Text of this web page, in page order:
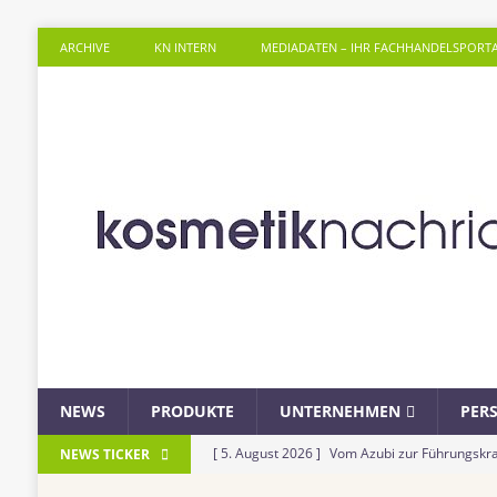
ARCHIVE KN INTERN MEDIADATEN – IHR
NEWS PRODUKTE UNTERNEHMEN
NEWS TICKER [ 5. August 2026 ] Vom Azubi zur